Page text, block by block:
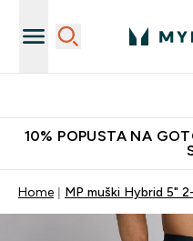
10% POPUSTA NA
Home MP muški Hybrid 5"